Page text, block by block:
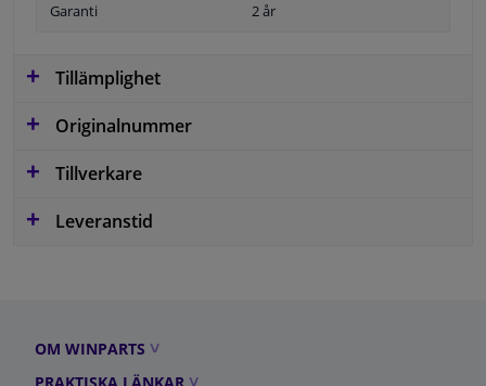
Garanti 2 år
Tillämplighet
Originalnummer
Tillverkare
Leveranstid
OM WINPARTS